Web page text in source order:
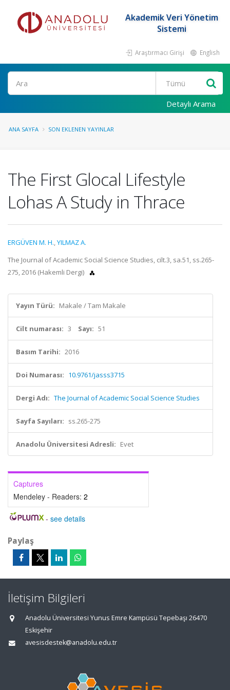
Akademik Veri Yönetim
Sistemi
Araştırmacı Girişi English
Ara
Detaylı Arama
ANA SAYFA SON EKLENEN YAYINLAR
The First Glocal Lifestyle
Lohas A Study in Thrace
ERGÜVEN M. H.,YILMAZ A.
The Journal of Academic Social Science Studies, cilt.3, sa.51, ss.265-
275, 2016 (Hakemli Dergi)
Yayın Türü: Makale / Tam Makale
Cilt numarası: 3 Sayı: 51
Basım Tarihi: 2016
Doi Numarası: 10.9761/jasss3715
Dergi Adı: The Journal of Academic Social Science Studies
Sayfa Sayıları: ss.265-275
Anadolu Üniversitesi Adresli: Evet
Captures
Mendeley - Readers: 2
- see details
Paylaş
İletişim Bilgileri
Anadolu Üniversitesi Yunus Emre Kampüsü Tepebaşı 26470
Eskişehir
avesisdestek@anadolu.edu.tr